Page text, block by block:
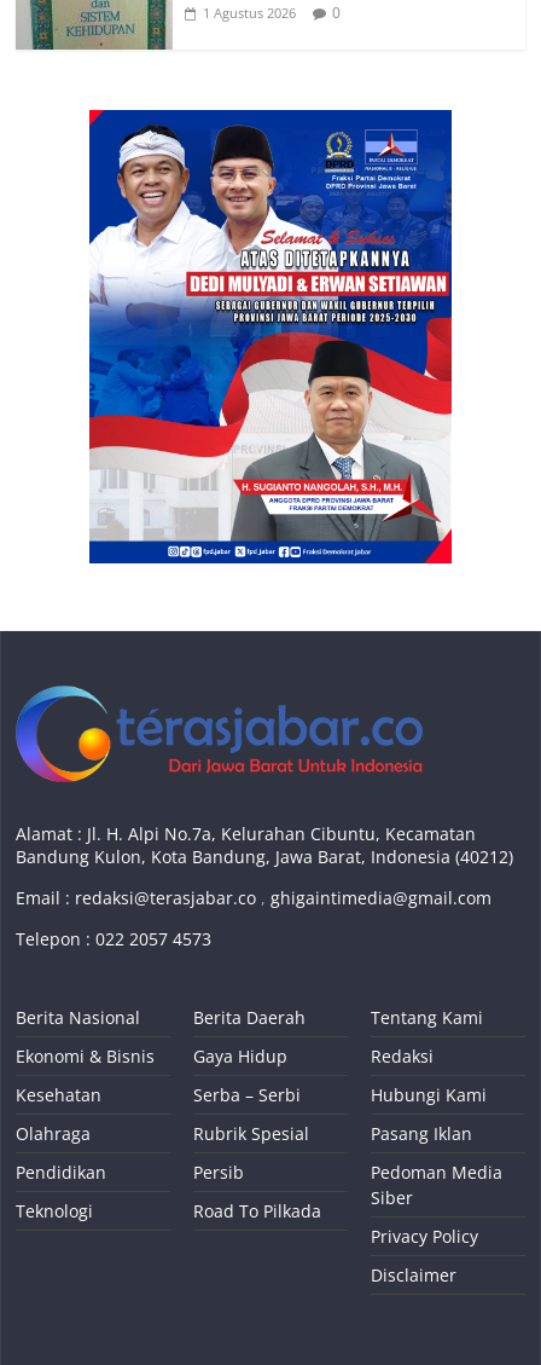
1 Agustus 2026 0
Alamat : Jl. H. Alpi No.7a, Kelurahan Cibuntu, Kecamatan
Bandung Kulon, Kota Bandung, Jawa Barat, Indonesia (40212)
Email : redaksi@terasjabar.co ,ghigaintimedia@gmail.com
Telepon : 022 2057 4573
Berita Nasional
Ekonomi & Bisnis
Kesehatan
Olahraga
Pendidikan
Teknologi
Berita Daerah
Gaya Hidup
Serba – Serbi
Rubrik Spesial
Persib
Road To Pilkada
Tentang Kami
Redaksi
Hubungi Kami
Pasang Iklan
Pedoman Media
Siber
Privacy Policy
Disclaimer